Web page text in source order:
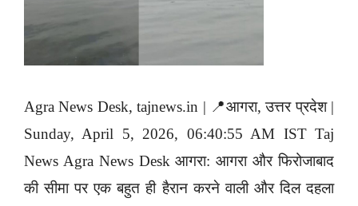
Agra News Desk, tajnews.in | 📍आगरा, उत्तर प्रदेश |
Sunday, April 5, 2026, 06:40:55 AM IST Taj
News Agra News Desk आगरा: आगरा और फिरोजाबाद
की सीमा पर एक बहुत ही हैरान करने वाली और दिल दहला